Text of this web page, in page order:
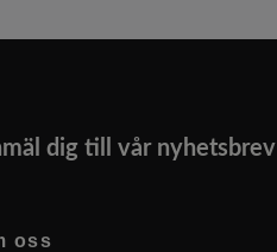
dig till vår nyhetsbrev
oss